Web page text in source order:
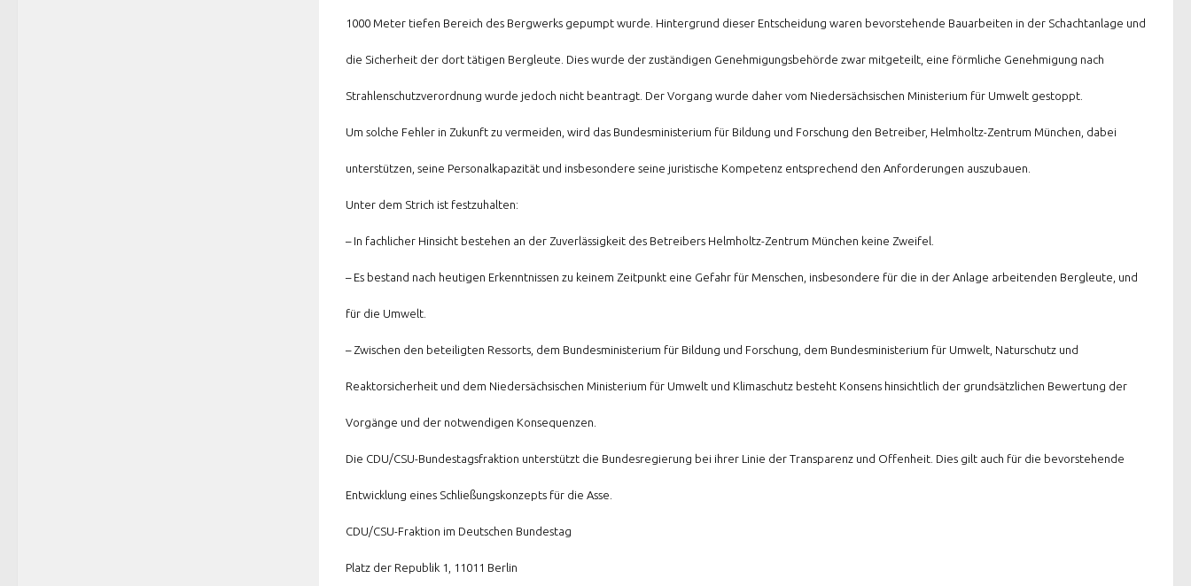
1000 Meter tiefen Bereich des Bergwerks gepumpt wurde. Hintergrund dieser Entscheidung waren bevorstehende Bauarbeiten in der Schachtanlage und
die Sicherheit der dort tätigen Bergleute. Dies wurde der zuständigen Genehmigungsbehörde zwar mitgeteilt, eine förmliche Genehmigung nach
Strahlenschutzverordnung wurde jedoch nicht beantragt. Der Vorgang wurde daher vom Niedersächsischen Ministerium für Umwelt gestoppt.
Um solche Fehler in Zukunft zu vermeiden, wird das Bundesministerium für Bildung und Forschung den Betreiber, Helmholtz-Zentrum München, dabei
unterstützen, seine Personalkapazität und insbesondere seine juristische Kompetenz entsprechend den Anforderungen auszubauen.
Unter dem Strich ist festzuhalten:
– In fachlicher Hinsicht bestehen an der Zuverlässigkeit des Betreibers Helmholtz-Zentrum München keine Zweifel.
– Es bestand nach heutigen Erkenntnissen zu keinem Zeitpunkt eine Gefahr für Menschen, insbesondere für die in der Anlage arbeitenden Bergleute, und
für die Umwelt.
– Zwischen den beteiligten Ressorts, dem Bundesministerium für Bildung und Forschung, dem Bundesministerium für Umwelt, Naturschutz und
Reaktorsicherheit und dem Niedersächsischen Ministerium für Umwelt und Klimaschutz besteht Konsens hinsichtlich der grundsätzlichen Bewertung der
Vorgänge und der notwendigen Konsequenzen.
Die CDU/CSU-Bundestagsfraktion unterstützt die Bundesregierung bei ihrer Linie der Transparenz und Offenheit. Dies gilt auch für die bevorstehende
Entwicklung eines Schließungskonzepts für die Asse.
CDU/CSU-Fraktion im Deutschen Bundestag
Platz der Republik 1, 11011 Berlin